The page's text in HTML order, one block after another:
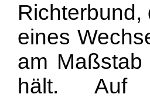
eines
am
hält. Auf